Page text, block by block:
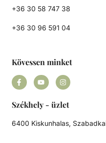
+36 30 58 747 38
+36 30 96 591 04
Kövessen minket
Székhely - üzlet
6400 Kiskunhalas,